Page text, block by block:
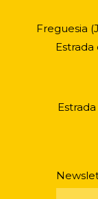
Freguesia
Estrada